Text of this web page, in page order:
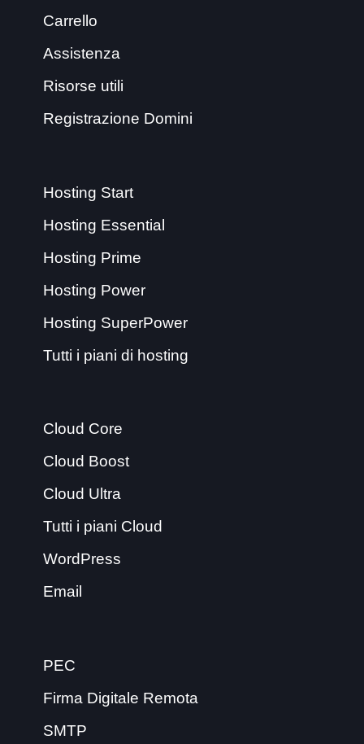
Carrello
Assistenza
Risorse utili
Registrazione Domini
Hosting Start
Hosting Essential
Hosting Prime
Hosting Power
Hosting SuperPower
Tutti i piani di hosting
Cloud Core
Cloud Boost
Cloud Ultra
Tutti i piani Cloud
WordPress
Email
PEC
Firma Digitale Remota
SMTP